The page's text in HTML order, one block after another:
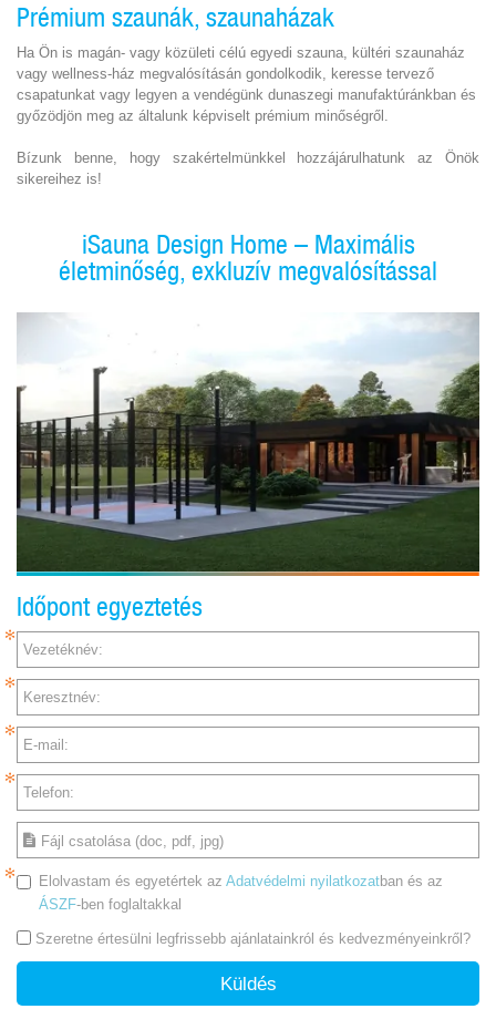
Prémium szaunák, szaunaházak
Ha Ön is magán- vagy közületi célú egyedi szauna, kültéri szaunaház
vagy wellness-ház megvalósításán gondolkodik, keresse tervező
csapatunkat vagy legyen a vendégünk dunaszegi manufaktúránkban és
győzödjön meg az általunk képviselt prémium minőségről.
Bízunk benne, hogy szakértelmünkkel hozzájárulhatunk az Önök
sikereihez is!
iSauna Design Home – Maximális
életminőség, exkluzív megvalósítással
Időpont egyeztetés
Vezetéknév:
Keresztnév:
E-mail:
Telefon:
Fájl csatolása (doc, pdf, jpg)
Elolvastam és egyetértek az Adatvédelmi nyilatkozatban és az
ÁSZF-ben foglaltakkal
Szeretne értesülni legfrissebb ajánlatainkról és kedvezményeinkről?
Küldés